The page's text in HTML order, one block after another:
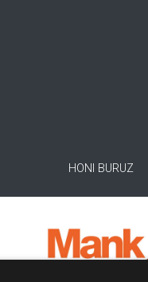
HONI BURUZ